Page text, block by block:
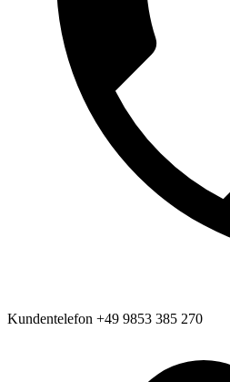
Kundentelefon +49 9853 385 270